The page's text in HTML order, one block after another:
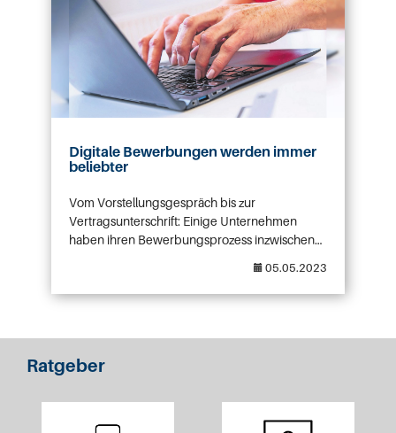
und vor allem auch sichere Bahn haben, sind
Digitale Bewerbungen werden immer
beliebter
Vom Vorstellungsgespräch bis zur
Vertragsunterschrift: Einige Unternehmen
haben ihren Bewerbungsprozess inzwischen
und Videocall: Der Einsatz digitaler
Technologien im Bewerbungsverfahren ist
Unternehmen (42 Prozent) setzen sogar
Bewerbungsunterlagen. Bei den übrigen 58
The post Digitale Bewerbungen werden05.05.2023
Ratgeber